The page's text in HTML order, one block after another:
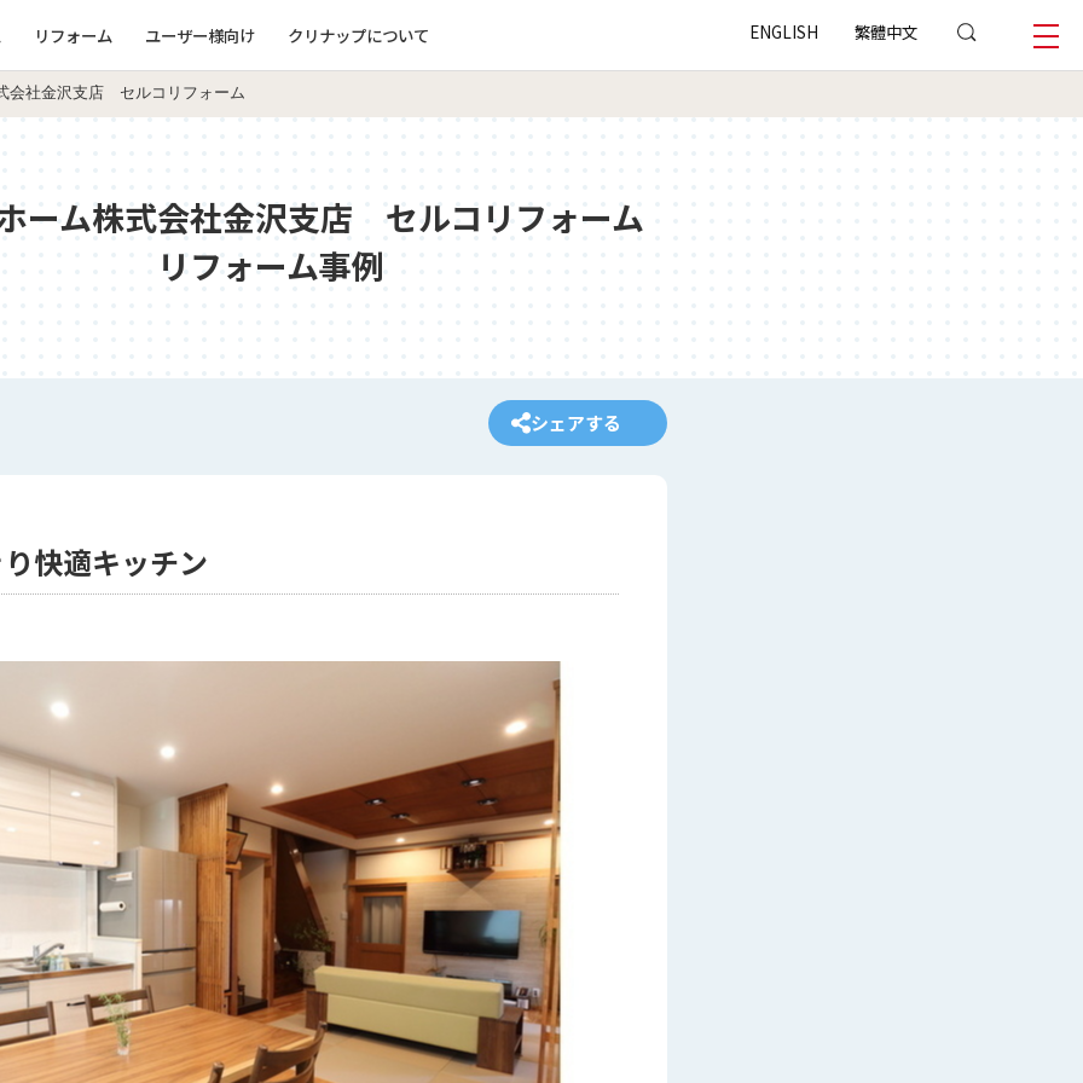
リフォーム ユーザー様向け クリナップについて ENGLISH 繁體中文
社金沢支店 セルコリフォーム
ーム株式会社金沢支店 セルコリフォーム
リフォーム事例
シェアする
快適キッチン